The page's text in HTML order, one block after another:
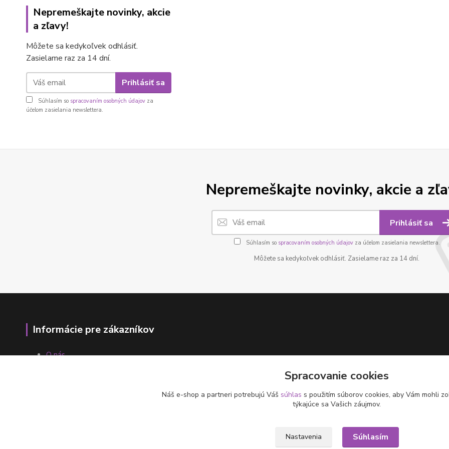
Nepremeškajte novinky, akcie
a zľavy!
Môžete sa kedykoľvek odhlásiť.
Zasielame raz za 14 dní.
Prihlásiť sa
Súhlasím so spracovaním osobných údajov za
účelom zasielania newslettera.
Nepremeškajte novinky, akcie a
Prihlásiť sa
Súhlasím so spracovaním osobných údajovza účelom zasielania newslettera.
Môžete sa kedykoľvek odhlásiť. Zasielame raz za 14 dní.
Informácie pre zákazníkov
O nás
Spracovanie cookies
Náš e-shop a partneri potrebujú Váš súhlas s použitím súborov cookies, aby Vám mohli
týkajúce sa Vašich záujmov.
Nastavenia Súhlasím